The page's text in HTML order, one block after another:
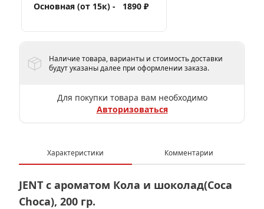
Основная (от 15к) -
1890 ₽
Наличие товара, варианты и стоимость доставки
будут указаны далее при оформлении заказа.
Для покупки товара вам необходимо
Авторизоваться
Характеристики Комментарии
JENT с ароматом Кола и шоколад(Coca
Choca), 200 гр.